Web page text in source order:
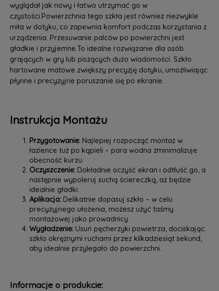
wyglądał jak nowy i łatwo utrzymać go w
czystości.Powierzchnia tego szkła jest również niezwykle
miła w dotyku, co zapewnia komfort podczas korzystania z
urządzenia. Przesuwanie palców po powierzchni jest
gładkie i przyjemne.To idealne rozwiązanie dla osób
grających w gry lub piszących dużo wiadomości. Szkło
hartowane matowe zwiększy precyzję dotyku, umożliwiając
płynne i precyzyjne poruszanie się po ekranie.
Instrukcja Montażu
Przygotowanie:Najlepiej rozpocząć montaż w
łazience tuż po kąpieli – para wodna zminimalizuje
obecność kurzu.
Oczyszczenie:Dokładnie oczyść ekran i odtłuść go, a
następnie wypoleruj suchą ściereczką, aż będzie
idealnie gładki.
Aplikacja:Delikatnie dopasuj szkło – w celu
precyzyjnego ułożenia, możesz użyć taśmy
montażowej jako prowadnicy.
Wygładzenie:Usuń pęcherzyki powietrza, dociskając
szkło okrężnymi ruchami przez kilkadziesiąt sekund,
aby idealnie przylegało do powierzchni.
Informacje o produkcie: